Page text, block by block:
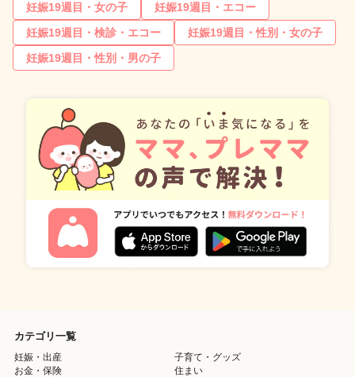
妊娠19週目・女の子
妊娠19週目・エコー
妊娠19週目・検診・エコー
妊娠19週目・性別・女の子
妊娠19週目・性別・男の子
カテゴリ一覧
妊娠・出産
子育て・グッズ
お金・保険
住まい